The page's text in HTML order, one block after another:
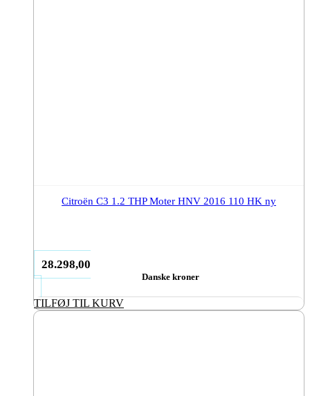
Citroën C3 1.2 THP Moter HNV 2016 110 HK ny
28.298,00
Danske kroner
TILFØJ TIL KURV